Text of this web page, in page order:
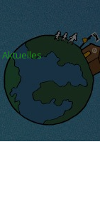
Aktuelles